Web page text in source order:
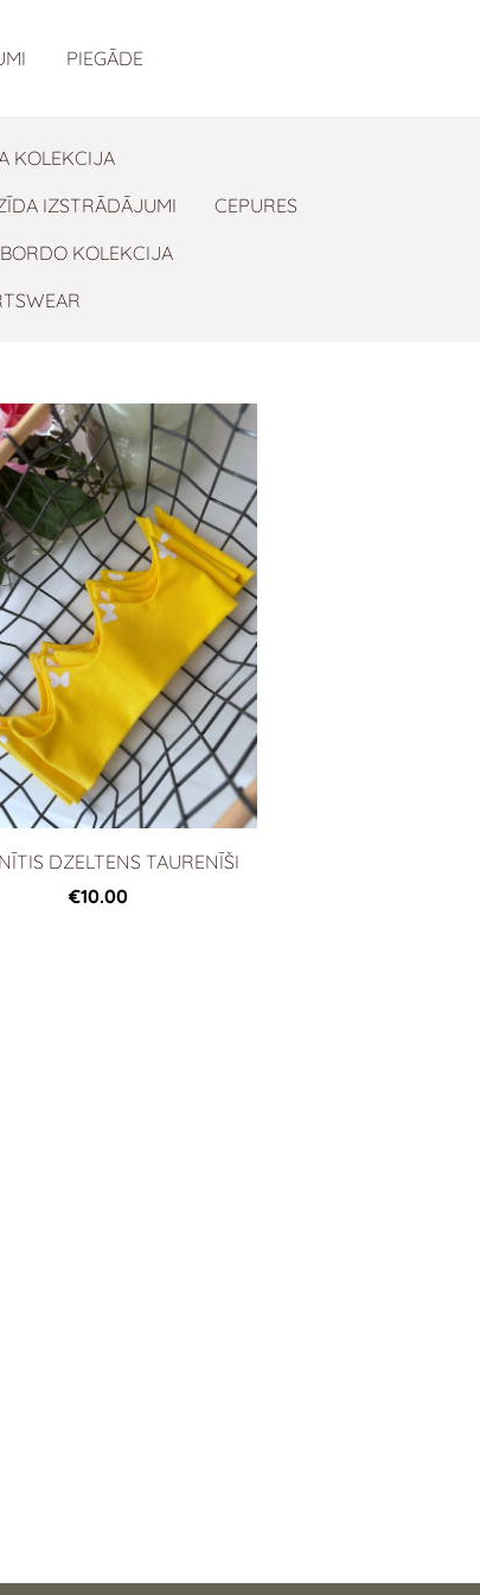
PIEGĀDE
KOLEKCIJA
IZSTRĀDĀJUMI
CEPURES
KOLEKCIJA
DZELTENS TAURENĪŠI
€10.00